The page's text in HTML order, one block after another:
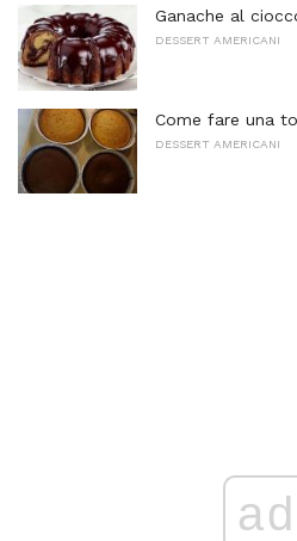
Ganache al
DESSERT AMERICANI
Come fare una
DESSERT AMERICANI
ad